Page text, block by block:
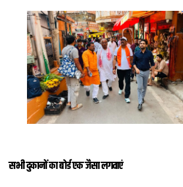
व्यापार
मौसम
देश
सभी दुकानों का बोर्ड एक जैसा लगवाएं